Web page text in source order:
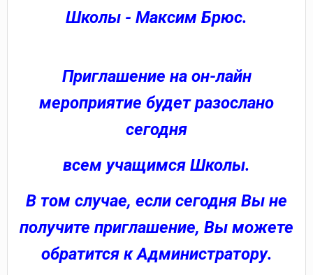
Школы - Максим Брюс.
Приглашение на он-лайн
мероприятие будет разослано
сегодня
всем учащимся Школы.
В том случае, если сегодня Вы не
получите приглашение, Вы можете
обратится к Администратору.